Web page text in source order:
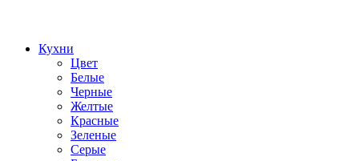
Кухни
Цвет
Белые
Черные
Желтые
Красные
Зеленые
Серые